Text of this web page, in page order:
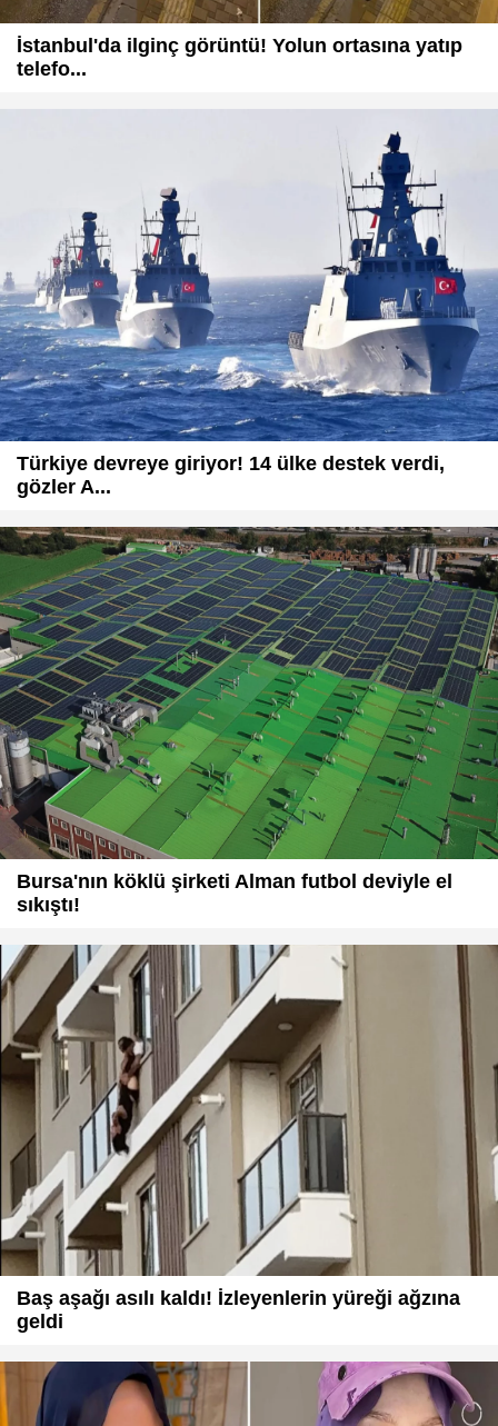
İstanbul'da ilginç görüntü! Yolun ortasına yatıp
telefo...
Türkiye devreye giriyor! 14 ülke destek verdi,
gözler A...
Bursa'nın köklü şirketi Alman futbol deviyle el
sıkıştı!
Baş aşağı asılı kaldı! İzleyenlerin yüreği ağzına
geldi